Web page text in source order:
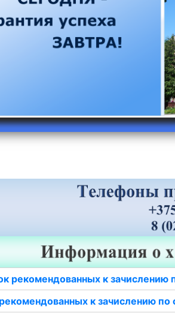
рекомендованных к зачислению
к зачислению